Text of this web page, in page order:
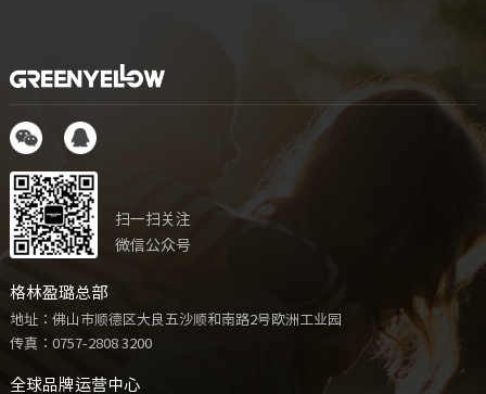
扫一扫关注
微信公众号
格林盈璐总部
地址：佛山市顺德区大良五沙顺和南路2号欧洲工业园
传真：0757-2808 3200
全球品牌运营中心